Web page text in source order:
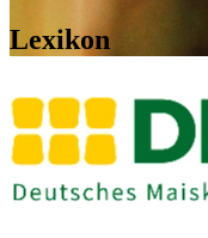
Lexikon